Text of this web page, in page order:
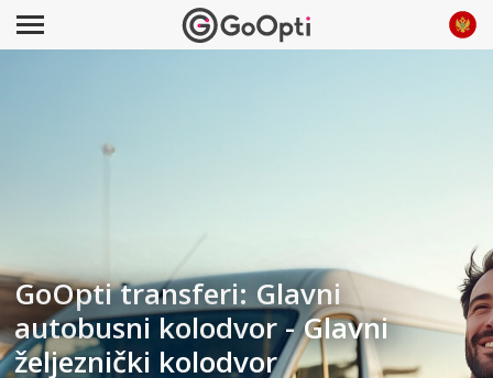
GoOpti transferi: Glavni
autobusni kolodvor - Glavni
željeznički kolodvor